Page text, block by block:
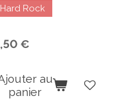
Hard Rock
€
au
panier